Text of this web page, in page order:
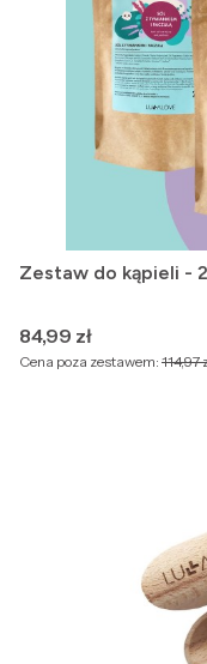
Zestaw do kąpieli -
Cena
84,99 zł
Cena poza zestawem: 114,97